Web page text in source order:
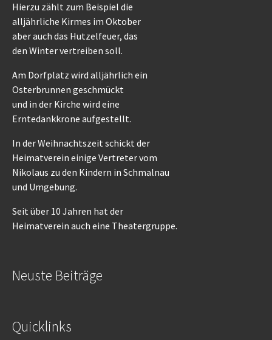
Hierzu zählt zum Beispiel die
alljährliche Kirmes im Oktober
aber auch das Hutzelfeuer, das
den Winter vertreiben soll.
Am Dorfplatz wird alljährlich ein
Osterbrunnen geschmückt
und in der Kirche wird eine
Erntedankkrone aufgestellt.
In der Weihnachtszeit schickt der
Heimatverein einige Vertreter vom
Nikolaus zu den Kindern in Schmalnau
und Umgebung.
Seit über 10 Jahren hat der
Heimatverein auch eine Theatergruppe.
Neuste Beiträge
Quicklinks